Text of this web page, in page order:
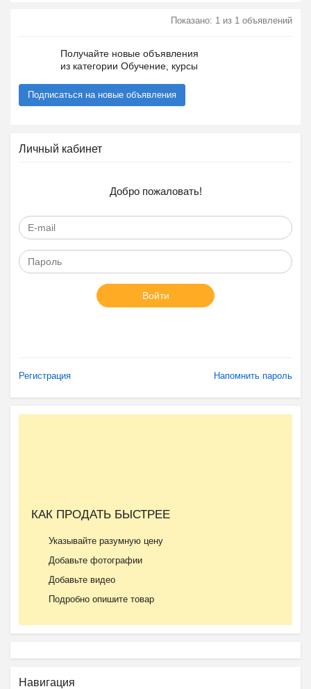
Показано: 1 из 1 объявлений
Получайте новые объявления
из категории Обучение, курсы
Подписаться на новые объявления
Личный кабинет
Добро пожаловать!
Войти
Регистрация Напомнить пароль
КАК ПРОДАТЬ БЫСТРЕЕ
Указывайте разумную цену
Добавьте фотографии
Добавьте видео
Подробно опишите товар
Навигация